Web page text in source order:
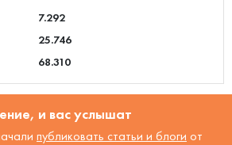
7.292
25.746
68.310
и вас услышат
публиковать статьи и блоги от